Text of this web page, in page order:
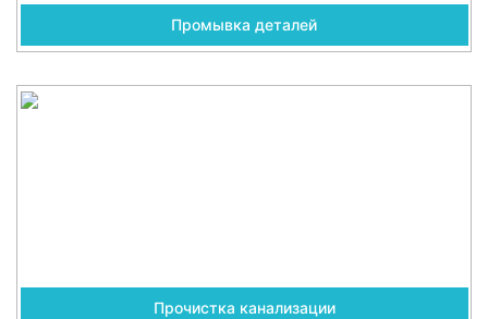
Промывка деталей
Прочистка канализации